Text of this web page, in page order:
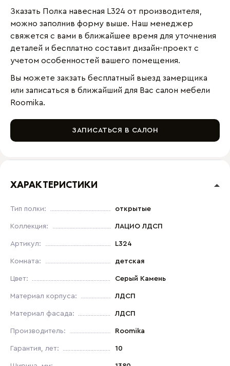
Зказать Полка навесная L324 от производителя,
можно заполнив форму выше. Наш менеджер
свяжется с вами в ближайшее время для уточнения
деталей и бесплатно составит дизайн-проект с
учетом особенностей вашего помещения.
Вы можете закзать бесплатный выезд замерщика
или записаться в ближайший для Вас салон мебели
Roomika.
ЗАПИСАТЬСЯ В САЛОН
ХАРАКТЕРИСТИКИ
Тип полки: открытые
Коллекция: ЛАЦИО ЛДСП
Артикул: L324
Комната: детская
Цвет: Серый Камень
Материал корпуса: ЛДСП
Материал фасада: ЛДСП
Производитель: Roomika
Гарантия, лет: 10